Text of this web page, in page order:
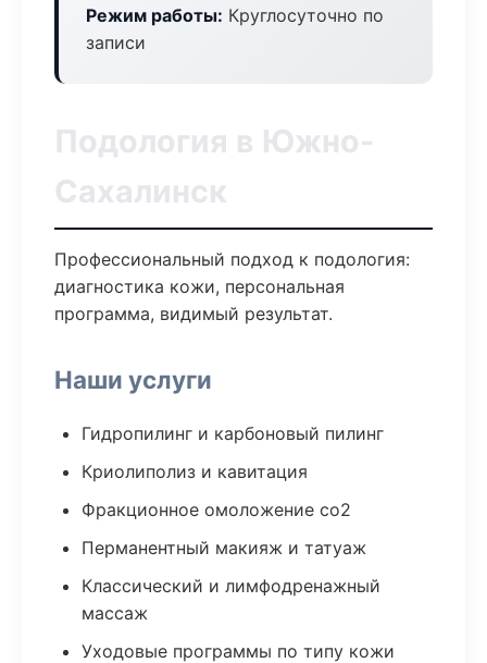
Режим работы: Круглосуточно по
записи
Подология в Южно-
Сахалинск
Профессиональный подход к подология:
диагностика кожи, персональная
программа, видимый результат.
Наши услуги
Гидропилинг и карбоновый пилинг
Криолиполиз и кавитация
Фракционное омоложение co2
Перманентный макияж и татуаж
Классический и лимфодренажный
массаж
Уходовые программы по типу кожи